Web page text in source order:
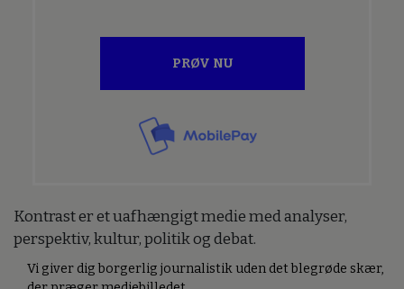
PRØV NU
Kontrast er et uafhængigt medie med analyser,
perspektiv, kultur, politik og debat.
Vi giver dig borgerlig journalistik uden det blegrøde skær,